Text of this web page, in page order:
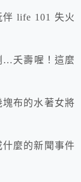
life 101 失火
…夭壽喔！這麼
布的水著女將
麼的新聞事件